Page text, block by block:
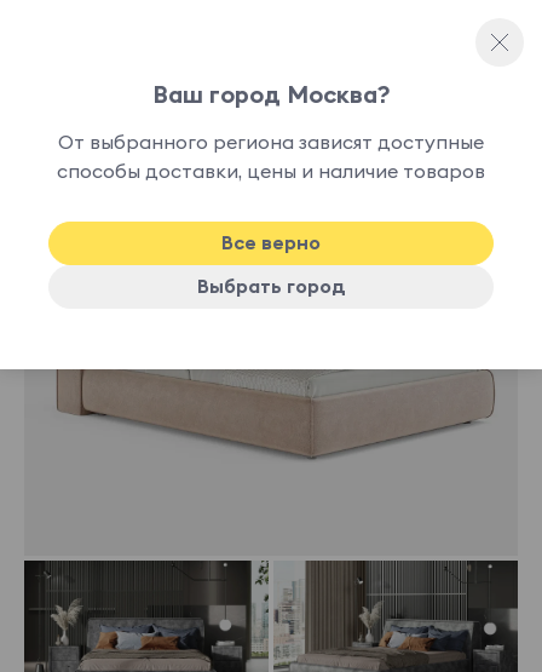
наличии
Ваш город Москва?
От выбранного региона зависят доступные
способы доставки, цены и наличие товаров
Все верно
Выбрать город